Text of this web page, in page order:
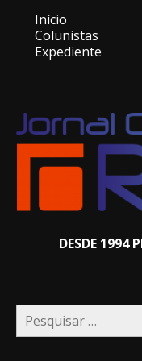
Início
Colunistas
Expediente
DESDE 1994
Pesquisar
por: